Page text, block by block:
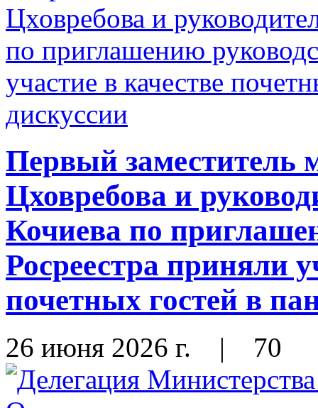
Первый заместитель
Цховребова и
Кочиева по
Росреестра приняли
почетных гостей в
26 июня 2026 г. | 70